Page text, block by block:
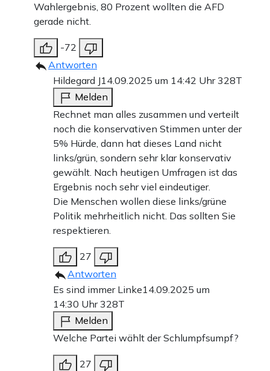
Wahlergebnis, 80 Prozent wollten die AFD
gerade nicht.
-72
Antworten
Hildegard J14.09.2025 um 14:42 Uhr328T
Melden
Rechnet man alles zusammen und verteilt
noch die konservativen Stimmen unter der
5% Hürde, dann hat dieses Land nicht
links/grün, sondern sehr klar konservativ
gewählt. Nach heutigen Umfragen ist das
Ergebnis noch sehr viel eindeutiger.
Die Menschen wollen diese links/grüne
Politik mehrheitlich nicht. Das sollten Sie
respektieren.
27
Antworten
Es sind immer Linke14.09.2025 um
14:30 Uhr328T
Melden
Welche Partei wählt der Schlumpfsumpf?
27